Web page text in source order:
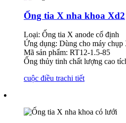
Ống tia X nha khoa Xd2
Loại: Ống tia X anode cố định
Ứng dụng: Dùng cho máy
Mã sản phẩm: RT12-1.5-85
Ống thủy tinh chất lượng cao
cuộc điều trachi tiết